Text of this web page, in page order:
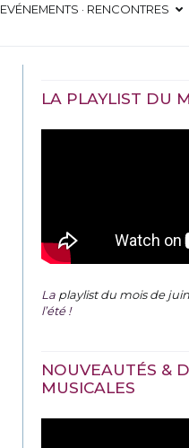
EVÉNEMENTS · RENCONTRES
LA PLAYLIST DU
La playlist du mois de juin
l’été !
NOUVEAUTÉS &
MUSICALES